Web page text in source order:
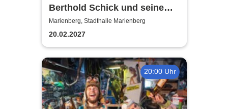
Berthold Schick und seine
Allgäu 6
Marienberg, Stadthalle Marienberg
20.02.2027
20:00 Uhr